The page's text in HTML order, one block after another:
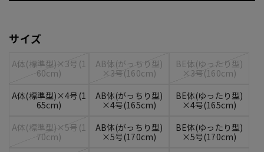
サイズ
A体(標準型)×3号(1
60cm)
AB体(がっちり型)
×3号(160cm)
BE体(ゆったり型)
×3号(160cm)
A体(標準型)×4号(1
65cm)
AB体(がっちり型)
×4号(165cm)
BE体(ゆったり型)
×4号(165cm)
A体(標準型)×5号(1
70cm)
AB体(がっちり型)
×5号(170cm)
BE体(ゆったり型)
×5号(170cm)